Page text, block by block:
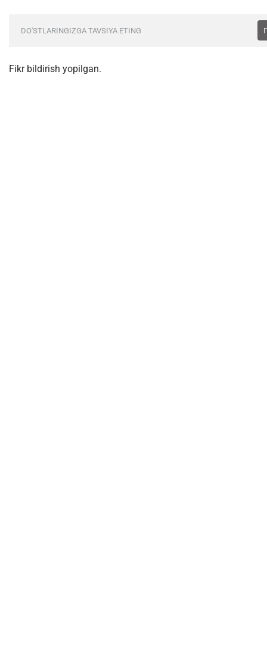
DO'STLARINGIZGA TAVSIYA ETING
Fikr bildirish yopilgan.